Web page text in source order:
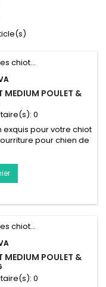
POULET &
0
exquis pour votre chiot
pour chien de
faible en céréales
le plus frais et le
cuisine, cette
% naturelle...
POULET &
0